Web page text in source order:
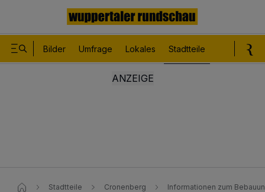
Bilder Umfrage Lokales Stadtteile
Stadtteile Cronenberg Informationen zum